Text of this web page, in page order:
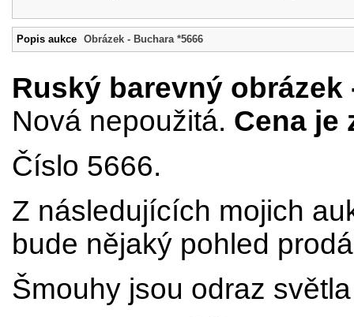
Popis aukce Obrázek - Buchara *5666
Ruský barevný obrázek
Nová nepoužitá. Cena je
Číslo 5666.
Z následujících mojich
bude nějaký pohled
Šmouhy jsou odraz